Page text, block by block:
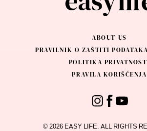
ABOUT US
PRAVILNIK O ZAŠTITI
POLITIKA
PRAVILA KORIŠĆENJA
© 2026 EASY LIFE. ALL RIGHTS